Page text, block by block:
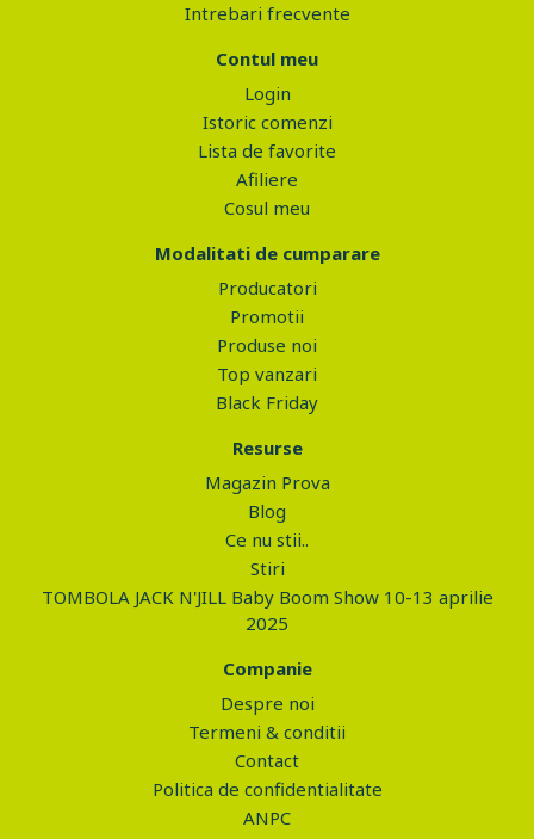
Intrebari frecvente
Contul meu
Login
Istoric comenzi
Lista de favorite
Afiliere
Cosul meu
Modalitati de cumparare
Producatori
Promotii
Produse noi
Top vanzari
Black Friday
Resurse
Magazin Prova
Blog
Ce nu stii..
Stiri
TOMBOLA JACK N'JILL Baby Boom Show 10-13 aprilie
2025
Companie
Despre noi
Termeni & conditii
Contact
Politica de confidentialitate
ANPC